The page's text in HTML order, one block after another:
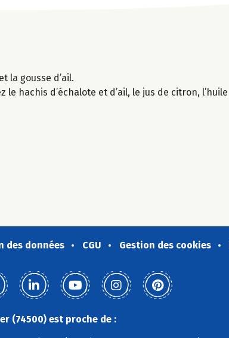
la gousse d’ail.
hachis d’échalote et d’ail, le jus de citron, l’huile
des données CGU Gestion des cookies
(74500) est proche de :